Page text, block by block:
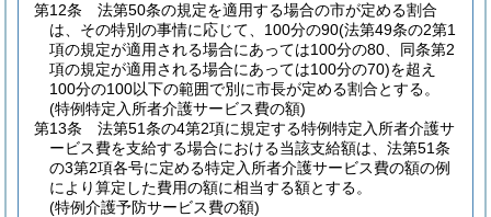
第12条
法第50条の規定を適用する場合の市が定める割合
は、その特別の事情に応じて、100分の90(法第49条の2第1
項の規定が適用される場合にあっては100分の80、同条第2
項の規定が適用される場合にあっては100分の70)を超え
100分の100以下の範囲で別に市長が定める割合とする。
(特例特定入所者介護サービス費の額)
第13条
法第51条の4第2項に規定する特例特定入所者介護サ
ービス費を支給する場合における当該支給額は、法第51条
の3第2項各号に定める特定入所者介護サービス費の額の例
により算定した費用の額に相当する額とする。
(特例介護予防サービス費の額)